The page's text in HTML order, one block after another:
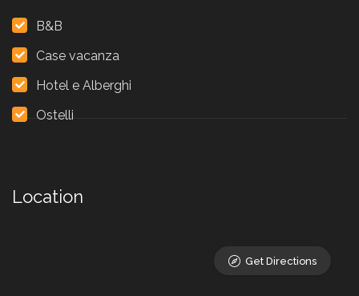
B&B
Case vacanza
Hotel e Alberghi
Ostelli
Location
Get Directions